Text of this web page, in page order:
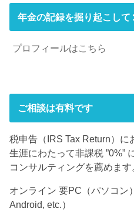
年金の記録を掘り起こして
プロフィールはこちら
ご相談は有料です
税申告（IRS Tax Return）
生涯にわたって非課税 ”0%”
コンサルティングを薦めます
オンライン 要PC（パソコン
Android, etc.）